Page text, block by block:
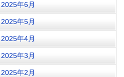
2025年6月
2025年5月
2025年4月
2025年3月
2025年2月